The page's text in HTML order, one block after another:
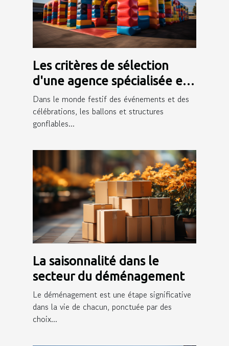
Les critères de sélection
d'une agence spécialisée en
ballons et structures
gonflables
Dans le monde festif des événements et des
célébrations, les ballons et structures
gonflables...
La saisonnalité dans le
secteur du déménagement
Le déménagement est une étape significative
dans la vie de chacun, ponctuée par des
choix...